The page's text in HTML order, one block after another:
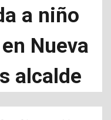
a niño
Nueva
alcalde